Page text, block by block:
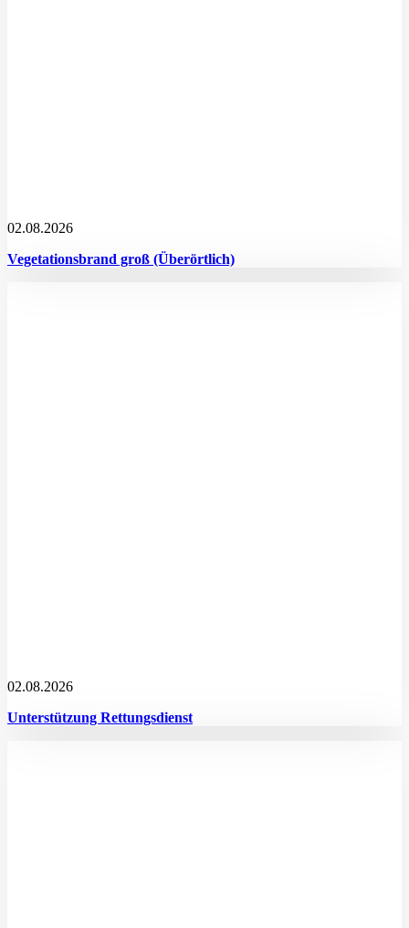
02.08.2026
Vegetationsbrand groß (Überörtlich)
02.08.2026
Unterstützung Rettungsdienst